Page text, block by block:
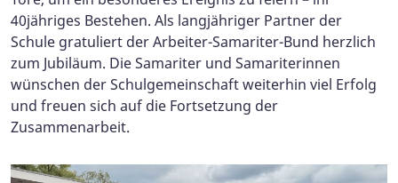
40jähriges Bestehen. Als langjähriger Partner der
Schule gratuliert der Arbeiter-Samariter-Bund herzlich
zum Jubiläum. Die Samariter und Samariterinnen
wünschen der Schulgemeinschaft weiterhin viel Erfolg
und freuen sich auf die Fortsetzung der
Zusammenarbeit.